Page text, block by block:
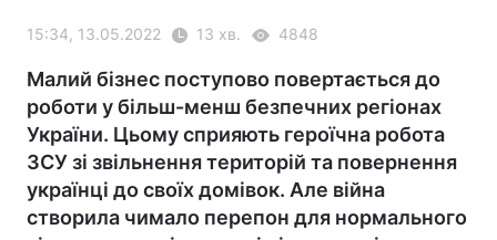
15:34, 13.05.2022 13 хв. 4848
Малий бізнес поступово повертається до
роботи у більш-менш безпечних регіонах
України. Цьому сприяють героїчна робота
ЗСУ зі звільнення територій та повернення
українці до своїх домівок. Але війна
створила чимало перепон для нормального